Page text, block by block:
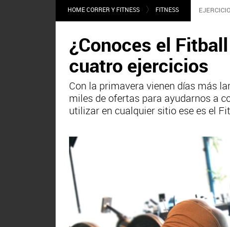
HOME CORRER Y FITNESS FITNESS
¿Conoces el
cuatro ejercicios
Con la primavera vienen días más
miles de ofertas para ayudarnos a
utilizar en cualquier sitio ese es el